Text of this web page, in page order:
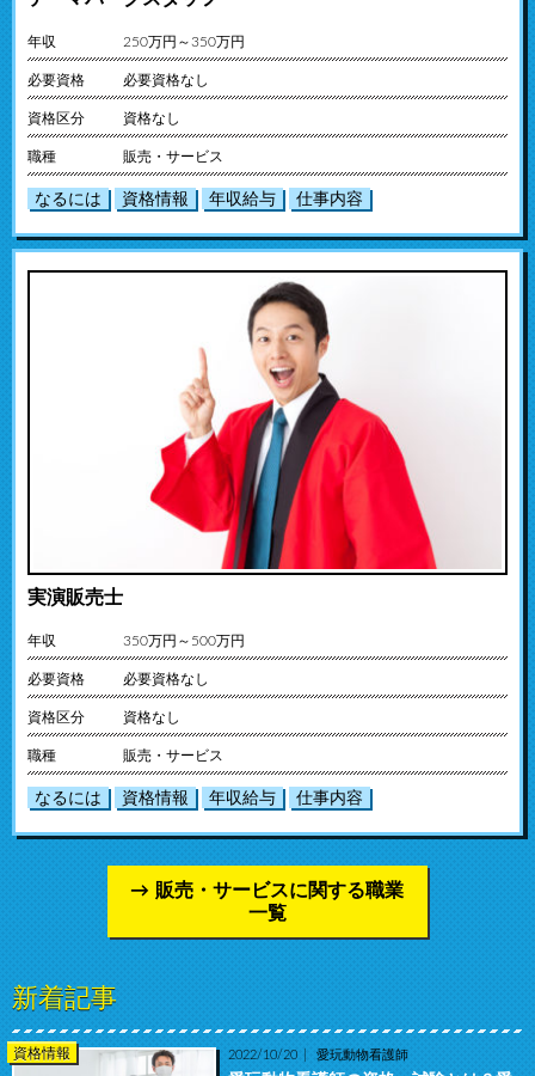
年収 250万円～350万円
必要資格 必要資格なし
資格区分 資格なし
職種 販売・サービス
なるには 資格情報 年収給与 仕事内容
実演販売士
年収 350万円～500万円
必要資格 必要資格なし
資格区分 資格なし
職種 販売・サービス
なるには 資格情報 年収給与 仕事内容
販売・サービスに関する職業
一覧
新着記事
資格情報 2022/10/20 愛玩動物看護師